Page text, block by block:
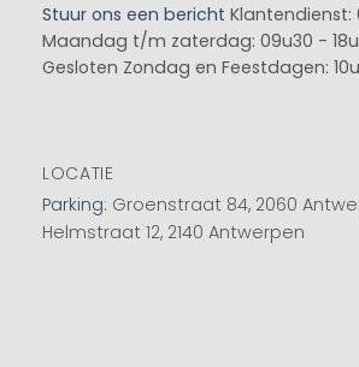
Stuur ons een bericht Klantendienst:
Maandag t/m zaterdag: 09u30 -
Gesloten Zondag en Feestdagen:
LOCATIE
Parking: Groenstraat 84, 2060
Helmstraat 12, 2140 Antwerpen